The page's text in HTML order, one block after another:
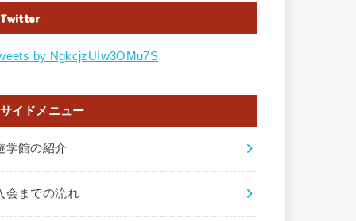
Twitter
by NgkcjzUIw3OMu7S
サイドメニュー
学館の紹介
会までの流れ